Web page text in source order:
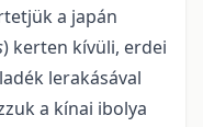
a japán
) kerten kívüli, erdei
lerakásával
a kínai ibolya